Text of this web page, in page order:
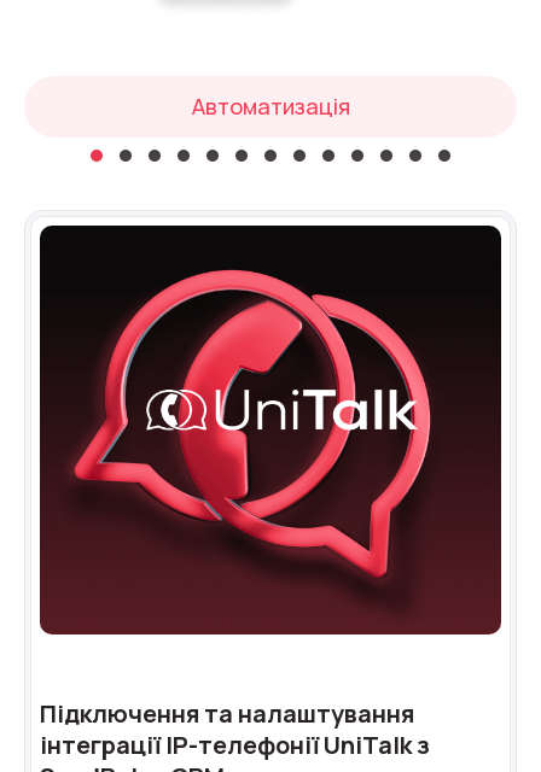
Автоматичне телефонне опитування
Автоінформатор
Інтерактивне голосове меню – IVR
Конструктор телефонних подій
Додаткові послуги
СПАМ-моніторинг телефонних
номерів
SIP Trunk
SMS-розсилки
Міжнародні SMS-розсилки для бізнесу
Інтеграція з IP телефонією
Автоматизація
Підключення та налаштування
інтеграції IP-телефонії UniTalk з